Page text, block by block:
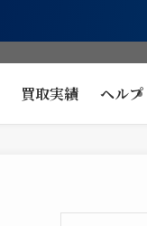
買取実績 ヘルプ